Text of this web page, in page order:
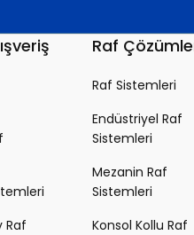
Raf
Raf
Raf Sistemleri
Endüstriyel Raf
Sistemleri
Mezanin Raf
Sistemleri
Konsol Kollu Raf